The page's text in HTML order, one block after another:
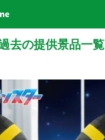
去の提供景品一覧